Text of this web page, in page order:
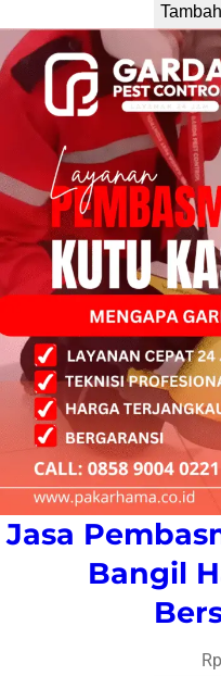
Jasa
Bangil
Rp